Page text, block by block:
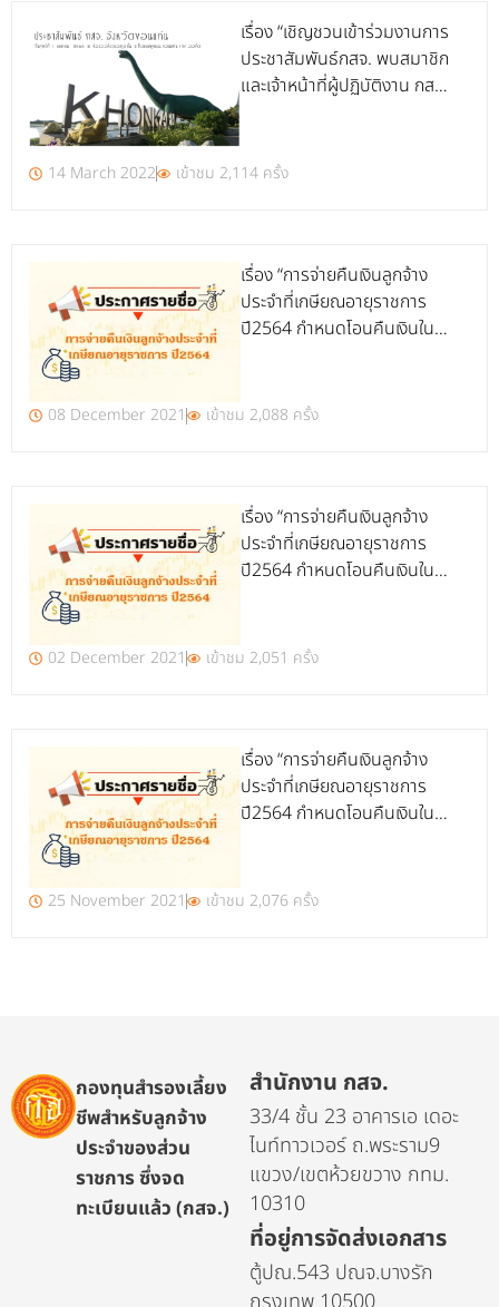
เรื่อง “เชิญชวนเข้าร่วมงานการ
ประชาสัมพันธ์กสจ. พบสมาชิก
และเจ้าหน้าที่ผู้ปฏิบัติงาน กสจ.
14 March 2022 เข้าชม 2,114 ครั้ง
เรื่อง “การจ่ายคืนเงินลูกจ้าง
ประจำที่เกษียณอายุราชการ
ปี2564 กำหนดโอนคืนเงินใน
08 December 2021 เข้าชม 2,088 ครั้ง
เรื่อง “การจ่ายคืนเงินลูกจ้าง
ประจำที่เกษียณอายุราชการ
ปี2564 กำหนดโอนคืนเงินใน
02 December 2021 เข้าชม 2,051 ครั้ง
เรื่อง “การจ่ายคืนเงินลูกจ้าง
ประจำที่เกษียณอายุราชการ
ปี2564 กำหนดโอนคืนเงินใน
25 November 2021 เข้าชม 2,076 ครั้ง
กองทุนสำรองเลี้ยง
ชีพสำหรับลูกจ้าง
ประจำของส่วน
ราชการ ซึ่งจด
ทะเบียนแล้ว (กสจ.)
สำนักงาน กสจ.
33/4 ชั้น 23 อาคารเอ เดอะ
ไนท์ทาวเวอร์ ถ.พระราม9
แขวง/เขตห้วยขวาง กทม.
10310
ที่อยู่การจัดส่งเอกสาร
ตู้ปณ.543 ปณจ.บางรัก